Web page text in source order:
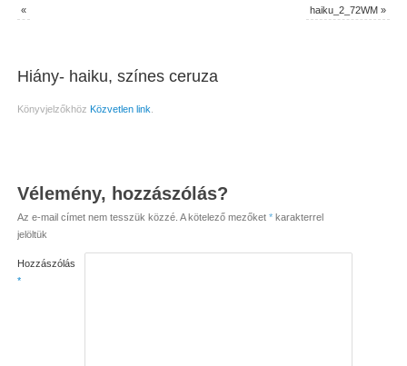
« haiku_2_72WM »
Hiány- haiku, színes ceruza
Könyvjelzőkhöz Közvetlen link.
Vélemény, hozzászólás?
Az e-mail címet nem tesszük közzé. A kötelező mezőket *karakterrel
jelöltük
Hozzászólás
*